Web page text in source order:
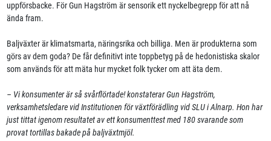
uppförsbacke. För Gun Hagström är sensorik ett nyckelbegrepp för att nå
ända fram.
Baljväxter är klimatsmarta, näringsrika och billiga. Men är produkterna som
görs av dem goda? De får definitivt inte toppbetyg på de hedonistiska skalor
som används för att mäta hur mycket folk tycker om att äta dem.
– Vi konsumenter är så svårflörtade! konstaterar Gun Hagström,
verksamhetsledare vid Institutionen för växtförädling vid SLU i Alnarp. Hon har
just tittat igenom resultatet av ett konsumenttest med 180 svarande som
provat tortillas bakade på baljväxtmjöl.